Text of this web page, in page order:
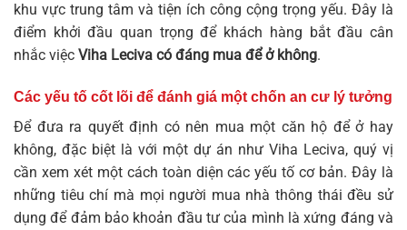
khu vực trung tâm và tiện ích công cộng trọng yếu. Đây là
điểm khởi đầu quan trọng để khách hàng bắt đầu cân
nhắc việc Viha Leciva có đáng mua để ở không.
Các yếu tố cốt lõi để đánh giá một chốn an cư lý tưởng
Để đưa ra quyết định có nên mua một căn hộ để ở hay
không, đặc biệt là với một dự án như Viha Leciva, quý vị
cần xem xét một cách toàn diện các yếu tố cơ bản. Đây là
những tiêu chí mà mọi người mua nhà thông thái đều sử
dụng để đảm bảo khoản đầu tư của mình là xứng đáng và